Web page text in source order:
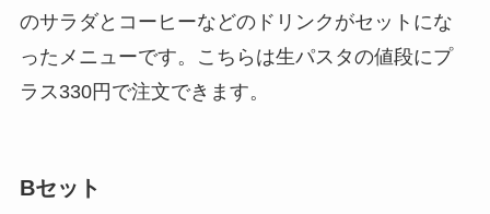
のサラダとコーヒーなどのドリンクがセットにな
ったメニューです。こちらは生パスタの値段にプ
ラス330円で注文できます。
Bセット